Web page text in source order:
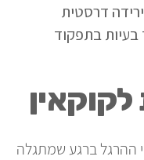
דרסטית
בתפקוד
ההרגל ברגע שמתגלה